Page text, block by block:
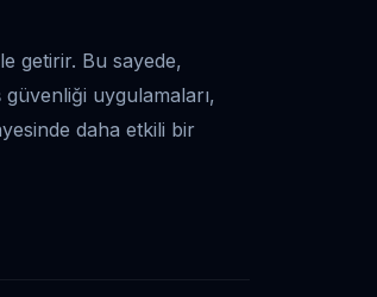
getirir. Bu sayede,
uygulamaları,
daha etkili bir